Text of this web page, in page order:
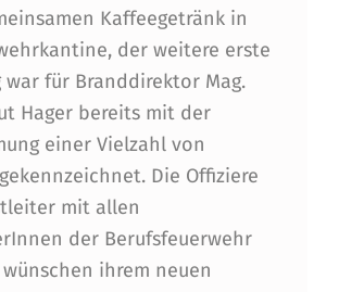
Kaffeegetränk in
der weitere erste
war für Branddirektor Mag.
Hager bereits mit der
einer Vielzahl von
Die Offiziere
mit allen
der Berufsfeuerwehr
ihrem neuen